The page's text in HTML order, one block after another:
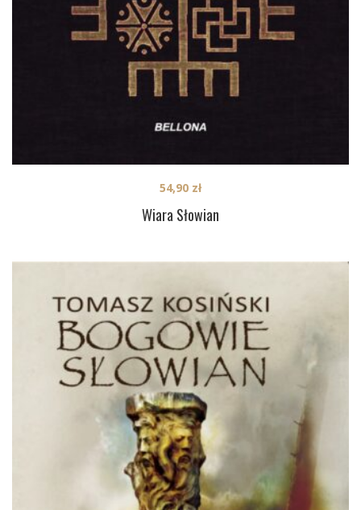
Wiara Słowian
54,90 zł